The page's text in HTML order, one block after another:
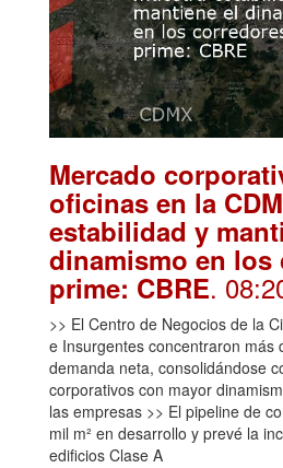
Mercado
oficinas en la
estabilidad y
dinamismo en los
prime: CBRE.
>> El Centro de Negocios de la
e Insurgentes concentraron más
demanda neta, consolidándose
corporativos con mayor
las empresas >> El pipeline de
mil m² en desarrollo y prevé la
edificios Clase A